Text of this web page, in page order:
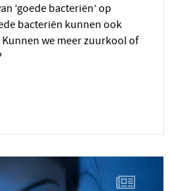
‘goede bacteriën’ op
bacteriën kunnen ook
we meer zuurkool of